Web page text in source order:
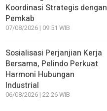
Koordinasi Strategis dengan
Pemkab
07/08/2026 | 09:51 WIB
Sosialisasi Perjanjian Kerja
Bersama, Pelindo Perkuat
Harmoni Hubungan
Industrial
06/08/2026 | 22:26 WIB